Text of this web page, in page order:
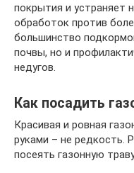
покрытия и устраняет
обработок против
большинство
почвы, но и
недугов.
Как посадить
Красивая и ровная
руками – не редкость.
посеять газонную